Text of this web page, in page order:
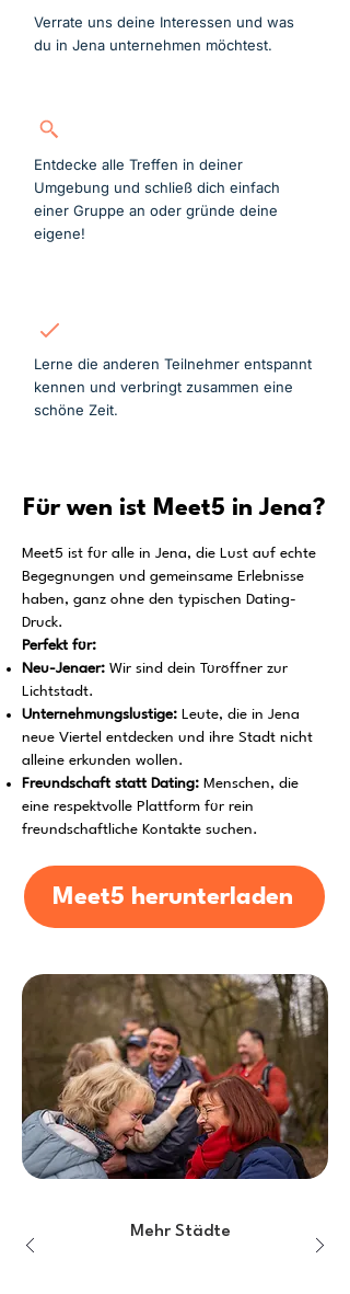
Verrate uns deine Interessen und was
du in Jena unternehmen möchtest.
Entdecke alle Treffen in deiner
Umgebung und schließ dich einfach
einer Gruppe an oder gründe deine
eigene!
Lerne die anderen Teilnehmer entspannt
kennen und verbringt zusammen eine
schöne Zeit.
Für wen ist Meet5 in Jena?
Meet5 ist für alle in Jena, die Lust auf echte
Begegnungen und gemeinsame Erlebnisse
haben, ganz ohne den typischen Dating-
Druck.
Perfekt für:
Neu-Jenaer: Wir sind dein Türöffner zur
Lichtstadt.
Unternehmungslustige: Leute, die in Jena
neue Viertel entdecken und ihre Stadt nicht
alleine erkunden wollen.
Freundschaft statt Dating: Menschen, die
eine respektvolle Plattform für rein
freundschaftliche Kontakte suchen.
Meet5 herunterladen
Mehr Städte